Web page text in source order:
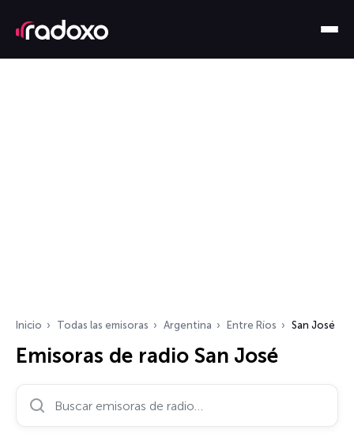
Inicio Todas las emisoras Argentina Entre Ríos San José
Emisoras de radio San José
Buscar emisoras de radio…